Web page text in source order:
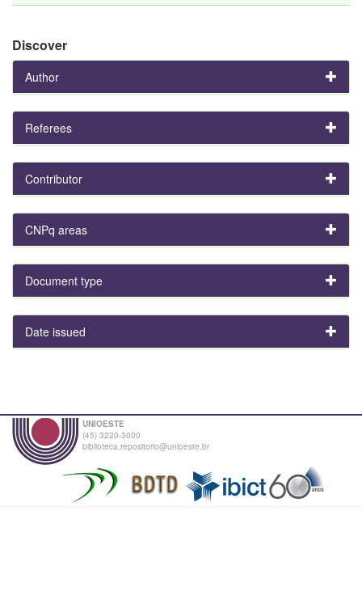
Discover
Author
Referees
Contributor
CNPq areas
Document type
Date issued
UNIOESTE
(45) 3220-3000
biblioteca.repositorio@unioeste.br